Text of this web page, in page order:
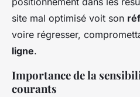
site mal optimisé voit son
voire régresser,
ligne.
Importance de la
courants